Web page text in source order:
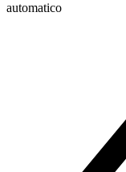
automatico